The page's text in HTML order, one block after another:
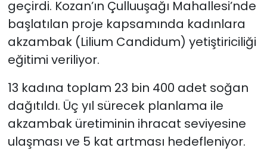
geçirdi. Kozan’ın Çulluuşağı Mahallesi’nde
başlatılan proje kapsamında kadınlara
akzambak (Lilium Candidum) yetiştiriciliği
eğitimi veriliyor.
13 kadına toplam 23 bin 400 adet soğan
dağıtıldı. Üç yıl sürecek planlama ile
akzambak üretiminin ihracat seviyesine
ulaşması ve 5 kat artması hedefleniyor.